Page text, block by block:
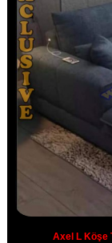
Axel L Köşe